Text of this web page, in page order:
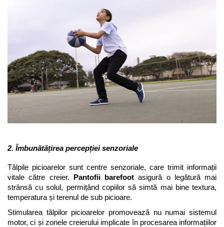
2. Îmbunătățirea percepției senzoriale
Tălpile picioarelor sunt centre senzoriale, care trimit informații
vitale către creier.
Pantofii barefoot asigură o legătură mai
strânsă cu solul, permițând copiilor să simtă mai bine textura,
temperatura și terenul de sub picioare.
Stimularea tălpilor picioarelor promovează nu numai sistemul
motor, ci și zonele creierului implicate în procesarea informațiilor